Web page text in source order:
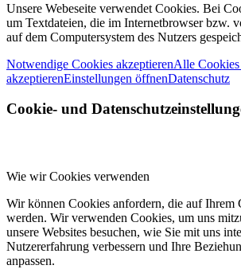
Unsere Webeseite verwendet Cookies. Bei
um Textdateien, die im Internetbrowser bzw.
auf dem Computersystem des Nutzers
Notwendige Cookies akzeptierenAlle
akzeptierenEinstellungen öffnenDatenschutz
Cookie- und
Wie wir Cookies verwenden
Wir können Cookies anfordern, die auf Ihrem
werden. Wir verwenden Cookies, um uns
unsere Websites besuchen, wie Sie mit uns
Nutzererfahrung verbessern und Ihre
anpassen.